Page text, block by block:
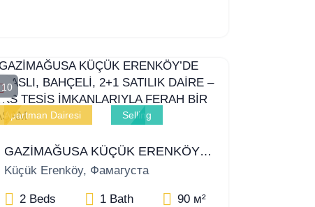
10
Apartman Dairesi Selling
GAZİMAĞUSA KÜÇÜK ERENKÖY’DE TERASLI, BAHÇELİ, 2+1 SATILIK DAİRE – LÜKS TESİS İMKANLARIYLA FERAH BİR YAŞAM
Küçük Erenköy, Фамагуста
2 Beds 1 Bath 90 м²